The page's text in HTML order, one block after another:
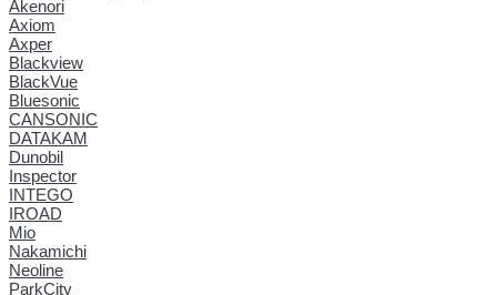
Akenori
Axiom
Axper
Blackview
BlackVue
Bluesonic
CANSONIC
DATAKAM
Dunobil
Inspector
INTEGO
IROAD
Mio
Nakamichi
Neoline
ParkCity